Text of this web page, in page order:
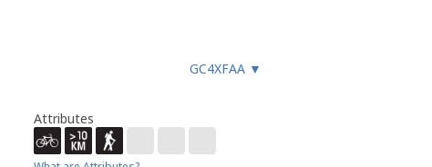
GC4XFAA ▼
Attributes